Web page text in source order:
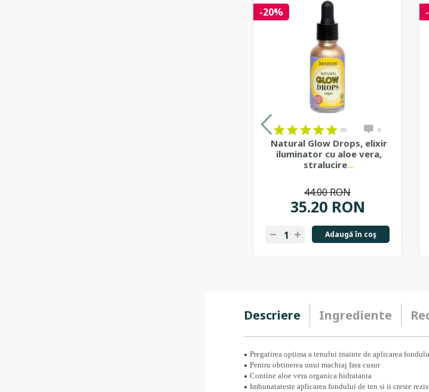
-20%
(0) 0
Natural Glow Drops, elixir
iluminator cu aloe vera,
stralucire...
35.20 RON
44.00 RON
Adaugă în coş
Descriere Ingrediente
Pregatirea optima a tenului inainte de aplicarea
Pentru obtinerea unui machiaj fara cusur
Contine aloe vera organica hidratanta
Imbunatateste aplicarea fondului de ten si ii creste